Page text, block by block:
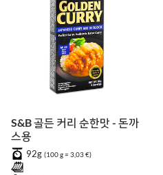
S&B 골든 커리 순한맛 - 돈까
스용
92g (100 g = 3,03 €)